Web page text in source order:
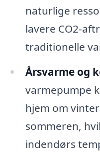
naturlige
lavere CO2-
traditionelle
Årsvarme og
varmepumpe
hjem om
sommeren,
indendørs